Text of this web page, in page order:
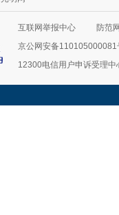
互联网举报中心
防范
京公网安备110105000081
12300电信用户申诉受理中